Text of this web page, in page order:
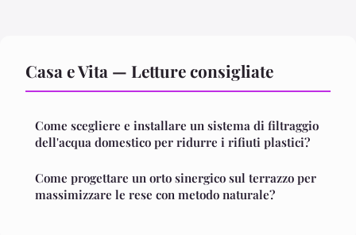
Casa e Vita — Letture consigliate
Come scegliere e installare un sistema di filtraggio
dell'acqua domestico per ridurre i rifiuti plastici?
Come progettare un orto sinergico sul terrazzo per
massimizzare le rese con metodo naturale?